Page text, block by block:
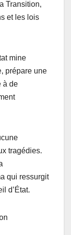
Transition,
et les lois
mine
prépare une
à de
tragédies.
qui ressurgit
d’État.